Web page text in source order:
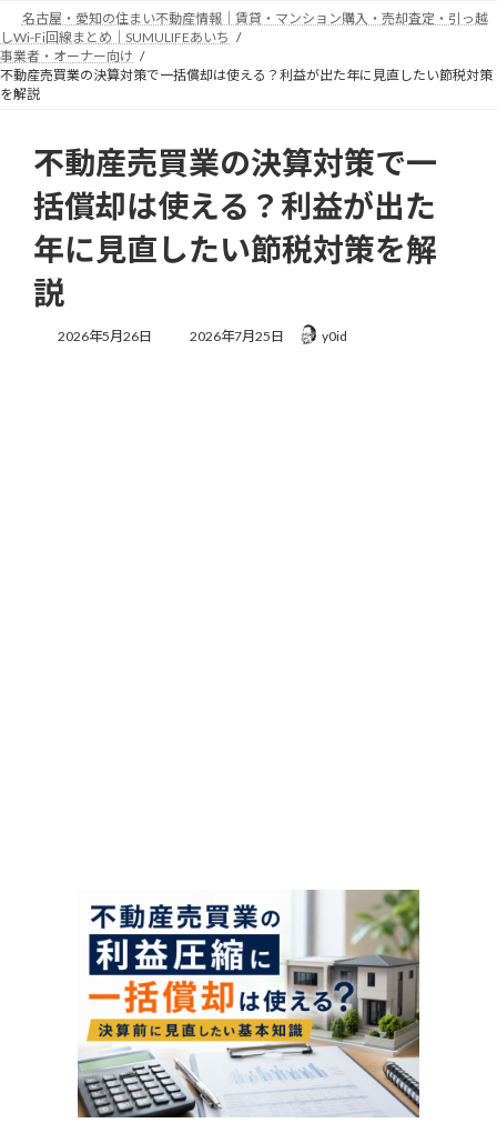
ン
テ
ン
ツ
ビ
ゲ
ー
シ
名古屋・愛知の住まい不動産情報｜賃貸・マンション購入・売却査定・引っ越
しWi-Fi回線まとめ｜SUMULIFEあいち
事業者・オーナー向け
不動産売買業の決算対策で一括償却は使える？利益が出た年に見直したい節税対策
を解説
不動産売買業の決算対策で一
括償却は使える？利益が出た
年に見直したい節税対策を解
説
2026年5月26日
最
2026年7月25日 y0id